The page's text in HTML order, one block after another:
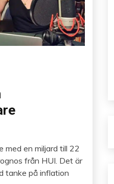
med en miljard till 22
från HUI. Det är
tanke på inflation